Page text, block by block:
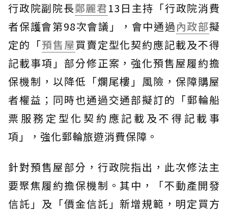
行政院副院長鄭麗君13日主持「行政院消費
者保護會第98次會議」，會中通過內政部擬
定的「預售屋買賣定型化契約應記載及不得
記載事項」部分修正案，強化預售屋履約擔
保機制，以降低「爛尾樓」風險，保障購屋
者權益；同時也通過交通部擬訂的「郵輪船
票服務定型化契約應記載及不得記載事
項」，強化郵輪旅遊消費保障。
針對預售屋部分，行政院指出，此次修法主
要聚焦履約擔保機制。其中，「不動產開發
信託」及「價金信託」新增規範，明定買方